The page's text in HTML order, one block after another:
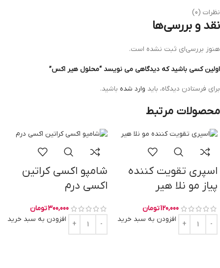
نظرات (0)
نقد و بررسی‌ها
هنوز بررسی‌ای ثبت نشده است.
اولین کسی باشید که دیدگاهی می نویسد “محلول هیر اکس”
برای فرستادن دیدگاه، باید وارد شده باشید.
محصولات مرتبط
اسپری تقویت کننده
پیاز مو نلا هیر
120,000تومان
افزودن به سبد خرید
شامپو اکسی کراتین
اکسی درم
300,000تومان
افزودن به سبد خرید